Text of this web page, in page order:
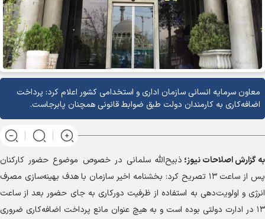
معاون سرمایه انسانی سازمان اداری و استخدامی کشور اعلام کرد: پرداخت
اضافه‌کاری به کارمندان دولت طبق ضوابط قانونی همچنان پابرجاست.
به گزارشاصلاحات نیوز؛ ذبیح‌الله سلمانی در خصوص موضوع حضور کارکنان
پس از ساعت ۱۳ تصریح کرد: بخشنامه اخیر سازمان با هدف بهینه‌سازی مصرف
انرژی و اولویت‌دهی به استفاده از ظرفیت دورکاری به جای حضور بعد از ساعت
۱۳ در ادارت دولتی بوده است و به هیچ عنوان مانع پرداخت اضافه‌کاری ضروری